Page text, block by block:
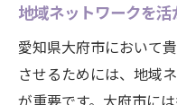
地域ネットワークを
愛知県大府市において
させるためには、地域
が重要です。大府市に